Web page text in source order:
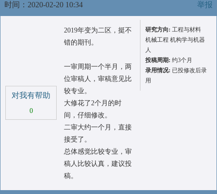
时间：2020-02-20 10:34
举报
对我有帮助
0
2019年变为二区，挺不
错的期刊。
一审周期一个半月，两
位审稿人，审稿意见比
较专业。
大修花了2个月的时
间，仔细修改。
二审大约一个月，直接
接受了。
总体感觉比较专业，审
稿人比较认真，建议投
稿。
研究方向: 工程与材料
机械工程 机构学与机器
人
投稿周期: 约3个月
录用情况: 已投修改后录
用